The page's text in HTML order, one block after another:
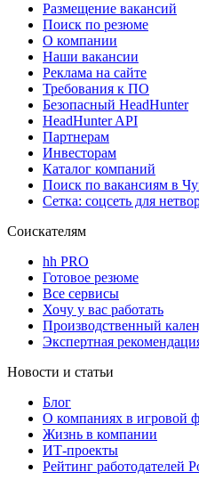
Размещение вакансий
Поиск по резюме
О компании
Наши вакансии
Реклама на сайте
Требования к ПО
Безопасный HeadHunter
HeadHunter API
Партнерам
Инвесторам
Каталог компаний
Поиск по вакансиям в
Сетка: соцсеть для
Соискателям
hh PRO
Готовое резюме
Все сервисы
Хочу у вас работать
Производственный
Экспертная
Новости и статьи
Блог
О компаниях в игровой
Жизнь в компании
ИТ-проекты
Рейтинг работодателей